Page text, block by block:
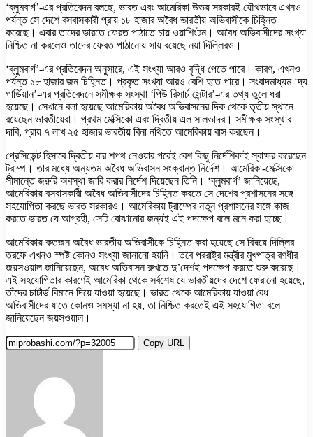
‘ব্লুমবার্গ’-এর প্রতিবেদন বলছে, ভারত এবং আমেরিকা উভয় সরকারই যৌথভাবে এখনও
পর্যন্ত সে দেশে বসবাসকারী প্রায় ১৮ হাজার অবৈধ ভারতীয় অভিবাসীকে চিহ্নিত
করেছে। এবার তাদের ভারতে ফেরত পাঠাতে চায় ওয়াশিংটন। অবৈধ অভিবাসীদের সংখ্যা
নিশ্চিত না করলেও তাদের ফেরত পাঠানোয় সায় রয়েছে নয়া দিল্লিরও।
‘ব্লুমবার্গ’-এর প্রতিবেদন অনুসারে, এই সংখ্যা আরও বৃদ্ধি পেতে পারে। কারণ, এখনও
পর্যন্ত ১৮ হাজার জন চিহ্নিত। প্রকৃত সংখ্যা আরও বেশি হতে পারে। সংবাদমাধ্যম ‘দ্য
গার্ডিয়ান’-এর প্রতিবেদনে সমীক্ষক সংস্থা ‘পিউ রিসার্চ সেন্টার’-এর তথ্য তুলে ধরা
হয়েছে। সেখানে বলা হয়েছে আমেরিকায় অবৈধ অভিবাসনের দিক থেকে তৃতীয় স্থানে
রয়েছেন ভারতীয়েরা। প্রথম মেক্সিকো এবং দ্বিতীয় এল সালভাদর। সমীক্ষক সংস্থার
দাবি, প্রায় ৭ লাখ ২৫ হাজার ভারতীয় বিনা নথিতে আমেরিকায় বাস করছেন।
প্রেসিডেন্ট হিসাবে দ্বিতীয় বার শপথ নেওয়ার পরেই বেশ কিছু নির্দেশিকাই স্বাক্ষর করেছেন
ট্রাম্প। তার মধ্যে অন্যতম অবৈধ অভিবাসন সংক্রান্ত নির্দেশ। আমেরিকা-মেক্সিকো
সীমান্তে জরুরি অবস্থা জারি করার নির্দেশ দিয়েছেন তিনি। ‘ব্লুমবার্গ’ জানিয়েছে,
আমেরিকায় বসবাসকারী অবৈধ অভিবাসীদের চিহ্নিত করতে সে দেশের প্রশাসনের সঙ্গে
সহযোগিতা করছে ভারত সরকারও। আমেরিকায় ট্রাম্পের নতুন প্রশাসনের সঙ্গে কাজ
করতে ভারত যে আগ্রহী, সেটি বোঝানোর জন্যই এই পদক্ষেপ বলে মনে করা হচ্ছে।
আমেরিকায় কতজন অবৈধ ভারতীয় অভিবাসীকে চিহ্নিত করা হয়েছে সে বিষয়ে দিল্লির
তরফে এখনও স্পষ্ট কোনও সংখ্যা জানানো হয়নি। তবে পররাষ্ট্র মন্ত্রীর মুখপাত্র রণধীর
জয়সওয়াল জানিয়েছেন, অবৈধ অভিবাসন রুখতে দু’দেশই পদক্ষেপ করতে শুরু করেছে।
এই সহযোগিতার কারণেই আমেরিকা থেকে সর্বশেষ যে ভারতীয়দের দেশে ফেরানো হয়েছে,
তাঁদের চার্টার্ড বিমানে দিয়ে যাওয়া হয়েছে। ভারত থেকে আমেরিকায় যাওয়া বৈধ
অভিবাসীদের যাতে কোনও সমস্যা না হয়, তা নিশ্চিত করতেই এই সহযোগিতা বলে
জানিয়েছেন জয়সওয়াল।
Copy URL